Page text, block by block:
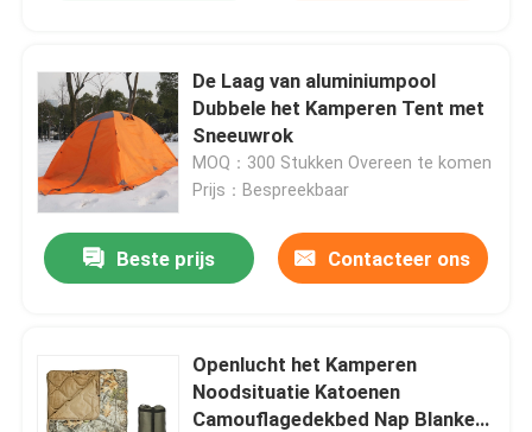
Militair Tactisch Vest
Militaire Leerlaarzen
Militaire Kledingsschoenen
Openlucht de Jachttoestel
De Laag van aluminiumpool
Dubbele het Kamperen Tent met
Sneeuwrok
MOQ：300 Stukken Overeen te komen
Prijs：Bespreekbaar
Beste prijs Contacteer ons
Openlucht het Kamperen
Noodsituatie Katoenen
Camouflagedekbed Nap Blanket